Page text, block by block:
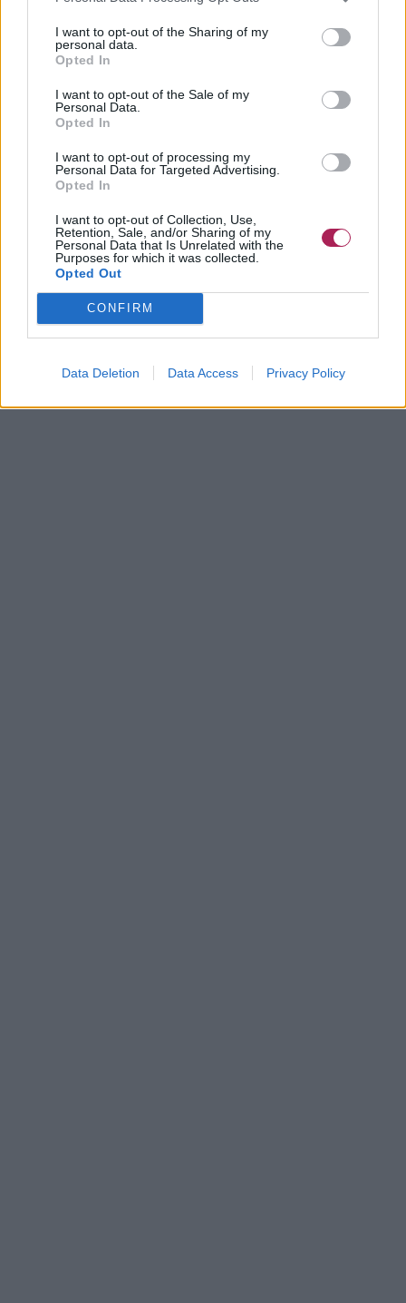
I want to opt-out of the Sharing of my
personal data.
Opted In
I want to opt-out of the Sale of my
Personal Data.
Opted In
I want to opt-out of processing my
Personal Data for Targeted Advertising.
Opted In
I want to opt-out of Collection, Use,
Retention, Sale, and/or Sharing of my
Personal Data that Is Unrelated with the
Purposes for which it was collected.
Opted Out
CONFIRM
Data Deletion Data Access Privacy Policy